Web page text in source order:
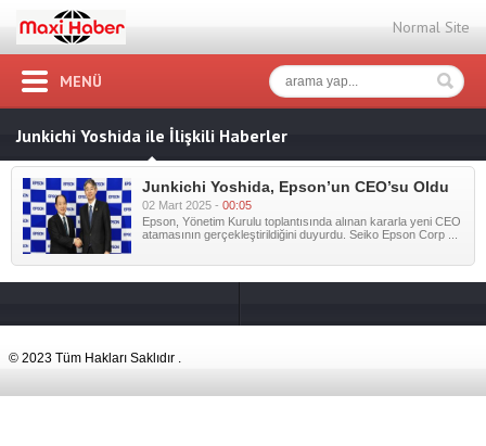
Normal Site
MENÜ
Junkichi Yoshida ile İlişkili Haberler
Junkichi Yoshida, Epson’un CEO’su Oldu
02 Mart 2025 - 00:05
Epson, Yönetim Kurulu toplantısında alınan kararla yeni CEO
atamasının gerçekleştirildiğini duyurdu. Seiko Epson Corp ...
© 2023 Tüm Hakları Saklıdır .